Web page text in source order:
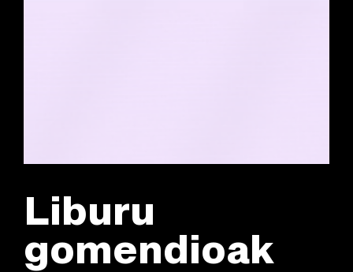
Liburu
gomendioak